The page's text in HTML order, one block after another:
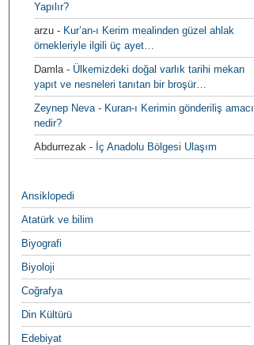
Yapılır?
arzu - Kur’an-ı Kerim mealinden güzel ahlak
örnekleriyle ilgili üç ayet…
Damla- Ülkemizdeki doğal varlık tarihi mekan
yapıt ve nesneleri tanıtan bir broşür…
Zeynep Neva- Kuran-ı Kerimin gönderiliş amacı
nedir?
Abdurrezak - İç Anadolu Bölgesi Ulaşım
Ansiklopedi
Atatürk ve bilim
Biyografi
Biyoloji
Coğrafya
Din Kültürü
Edebiyat